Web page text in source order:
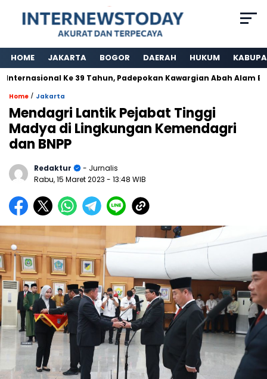
HOME JAKARTA BOGOR DAERAH HUKUM
Ke 39 Tahun, Padepokan Kawargian Abah Alam
Home / Jakarta
Mendagri Lantik Pejabat Tinggi
Madya di Lingkungan Kemendagri
dan BNPP
Redaktur
- Jurnalis
Rabu, 15 Maret 2023 - 13:48 WIB